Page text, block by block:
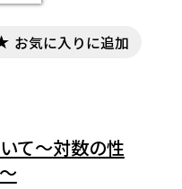
お気に入りに追加
て～対数の性